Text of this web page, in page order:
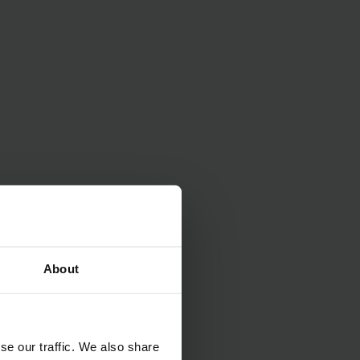
About
our traffic. We also share
vă pune la
recondiționate
de buget
la costuri